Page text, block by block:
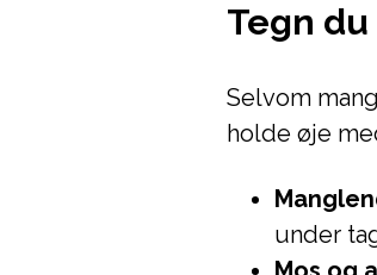
Tegn
Selvom
holde øje
under